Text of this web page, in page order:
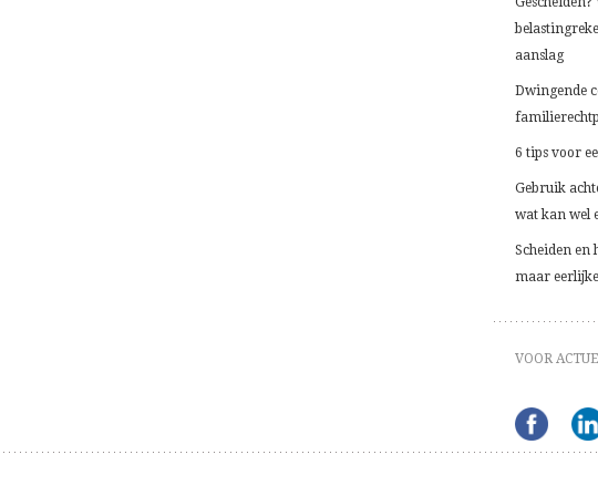
aanslag
Dwingende
6 tips voor
Gebruik
wat kan wel
Scheiden en
maar
VOOR